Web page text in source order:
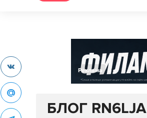
Реклама
БЛОГ RN6LJA